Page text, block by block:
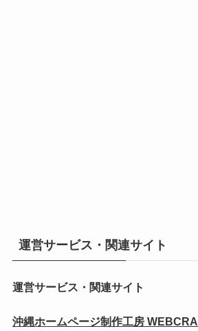
運営サービス・関連サイト
運営サービス・関連サイト
沖縄ホームページ制作工房